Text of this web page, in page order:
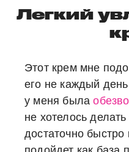
Легкий
Этот крем мне
его не каждый
у меня была
не хотелось
достаточно быстро